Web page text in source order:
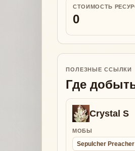
СТОИМОСТЬ
0
ПОЛЕЗНЫЕ ССЫЛКИ
Где
Crystal S
МОБЫ
Sepulcher